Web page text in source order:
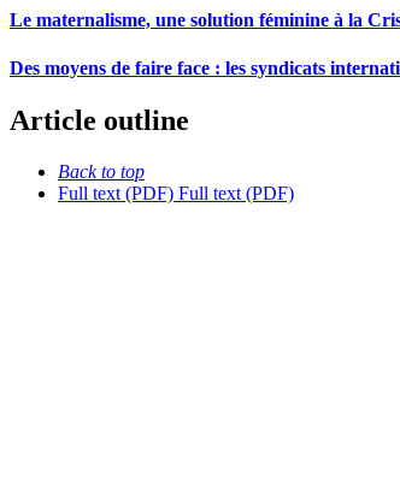
Le maternalisme, une solution féminine à la
Des moyens de faire face : les syndicats
Article outline
Back to top
Full text (PDF) Full text (PDF)